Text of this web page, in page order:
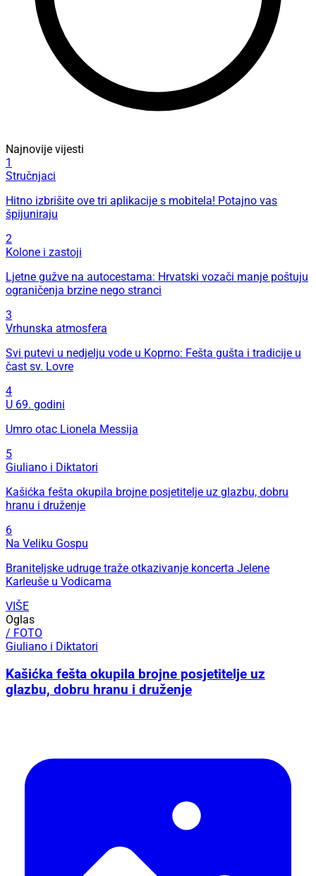
Najnovije vijesti
1
Stručnjaci
Hitno izbrišite ove tri aplikacije s mobitela! Potajno vas
špijuniraju
2
Kolone i zastoji
Ljetne gužve na autocestama: Hrvatski vozači manje poštuju
ograničenja brzine nego stranci
3
Vrhunska atmosfera
Svi putevi u nedjelju vode u Koprno: Fešta gušta i tradicije u
čast sv. Lovre
4
U 69. godini
Umro otac Lionela Messija
5
Giuliano i Diktatori
Kašićka fešta okupila brojne posjetitelje uz glazbu, dobru
hranu i druženje
6
Na Veliku Gospu
Braniteljske udruge traže otkazivanje koncerta Jelene
Karleuše u Vodicama
VIŠE
Oglas
/ FOTO
Giuliano i Diktatori
Kašićka fešta okupila brojne posjetitelje uz
glazbu, dobru hranu i druženje